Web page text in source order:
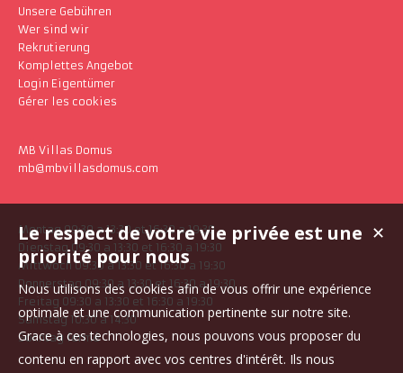
Unsere Gebühren
Wer sind wir
Rekrutierung
Komplettes Angebot
Login Eigentümer
Gérer les cookies
MB Villas Domus
mb@mbvillasdomus.com
Montag 09:30 a 13:30 et 16:30 a 19:30
Dienstag 09:30 a 13:30 et 16:30 a 19:30
Mittwoch 09:30 a 13:30 et 16:30 a 19:30
Donnerstag 09:30 a 13:30 et 16:30 a 19:30
Freitag 09:30 a 13:30 et 16:30 a 19:30
Samstag 10:30 a 14:30
Sonntag fermé
✕
Le respect de votre vie privée est une
priorité pour nous
Nous utilisons des cookies afin de vous offrir une expérience
optimale et une communication pertinente sur notre site.
Grace à ces technologies, nous pouvons vous proposer du
contenu en rapport avec vos centres d'intérêt. Ils nous